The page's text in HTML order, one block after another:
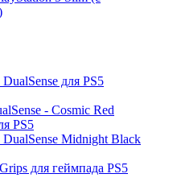
для PS5
- Cosmic Red
PS5
Midnight Black
для геймпада PS5